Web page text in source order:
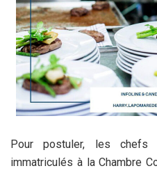
Pour postuler, les chefs
immatriculés à la Chambre